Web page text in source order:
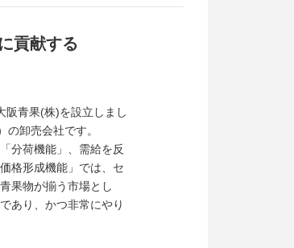
貢献する
阪青果(株)を設立しまし
卸売会社です。
分荷機能」、需給を反
格形成機能」では、セ
果物が揃う市場とし
あり、かつ非常にやり